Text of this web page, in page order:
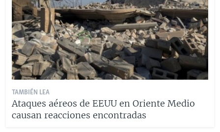
TAMBIÉN LEA
Ataques aéreos de EEUU en Oriente Medio
causan reacciones encontradas